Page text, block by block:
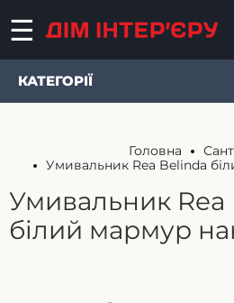
КАТЕГОРІЇ
Головна
Умивальник Rea Belinda
Умивальник Rea
білий мармур